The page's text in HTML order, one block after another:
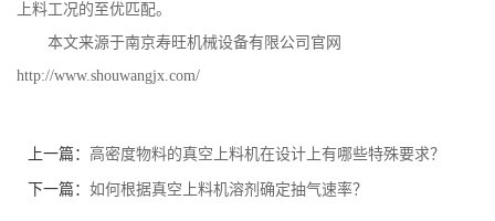
上料工况的至优匹配。
本文来源于南京寿旺机械设备有限公司官网
http://www.shouwangjx.com/
上一篇： 高密度物料的真空上料机在设计上有哪些特殊要求？
下一篇： 如何根据真空上料机溶剂确定抽气速率？